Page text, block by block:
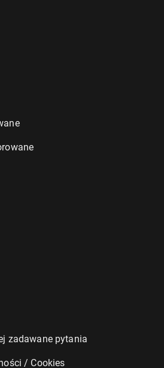
zadawane pytania
/ Cookies